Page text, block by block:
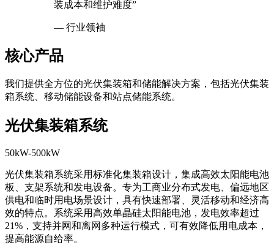
装成本和维护难度”
— 行业领袖
核心产品
我们提供全方位的光伏集装箱和储能解决方案，包括光伏集装
箱系统、移动储能设备和站点储能系统。
光伏集装箱系统
50kW-500kW
光伏集装箱系统采用标准化集装箱设计，集成高效太阳能电池
板、支架系统和发电设备。专为工商业分布式发电、偏远地区
供电和临时用电场景设计，具有快速部署、灵活移动和经济高
效的特点。系统采用高效单晶硅太阳能电池，发电效率超过
21%，支持并网和离网多种运行模式，可有效降低用电成本，
提高能源自给率。